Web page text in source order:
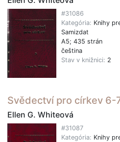
#31086
Kategória: Knihy
Samizdat
A5; 435 strán
čeština
Stav v knižnici: 2
Svědectví pro církev 6-
Ellen G. Whiteová
#31087
Kategória: Knihy